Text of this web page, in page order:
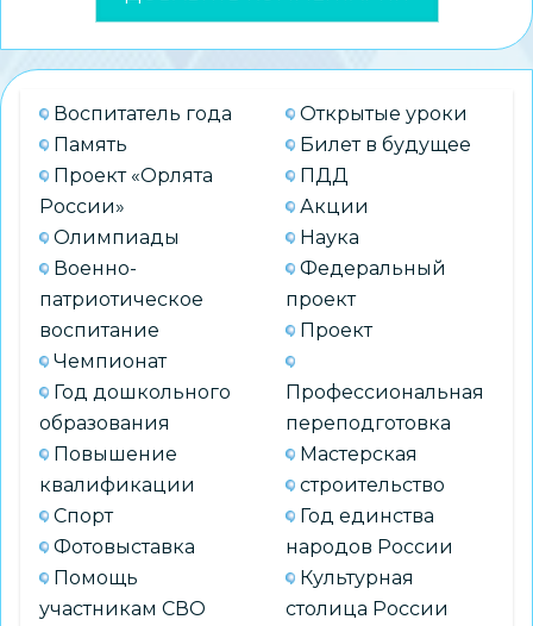
Воспитатель года
Память
Проект «Орлята
России»
Олимпиады
Военно-
патриотическое
воспитание
Чемпионат
Год дошкольного
образования
Повышение
квалификации
Спорт
Фотовыставка
Помощь
участникам СВО
Открытые уроки
Билет в будущее
ПДД
Акции
Наука
Федеральный
проект
Проект
Профессиональная
переподготовка
Мастерская
строительство
Год единства
народов России
Культурная
столица России